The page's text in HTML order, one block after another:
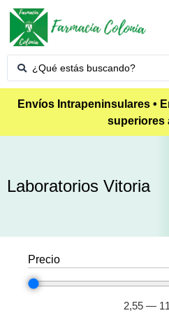
Envíos Intrapeninsulares •
superiores
Laboratorios Vitoria
Precio
2,55 —